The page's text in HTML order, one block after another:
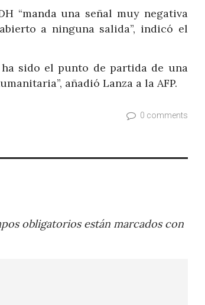
“manda una señal muy negativa
a ninguna salida”, indicó el
sido el punto de partida de una
añadió Lanza a la AFP.
0 comments
obligatorios están marcados con